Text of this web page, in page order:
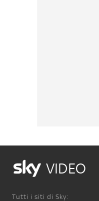
VIDEO
Tutti i siti di Sky: